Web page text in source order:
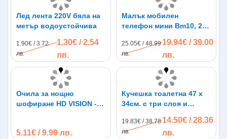
Лед лента 220V бяла на
метър водоустойчива
1.90€ / 3.72
лв.
1.30€ / 2.54
лв.
Малък мобилен
телефон мини Bm10, 2
свързване, 7 х 3см
25.05€ / 48.99
лв.
19.94€ / 39.00
лв.
Очила за нощно
шофиране HD VISION - 2
5.11€ / 9.99 лв.
Кучешка тоалетна 47 х
34см. с три слоя и
19.83€ / 38.78
лв.
14.50€ / 28.36
лв.